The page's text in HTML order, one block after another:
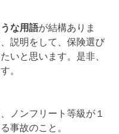
な用語が結構ありま
説明をして、保険選び
いと思います。是非、
。
ノンフリート等級が１
事故のこと。